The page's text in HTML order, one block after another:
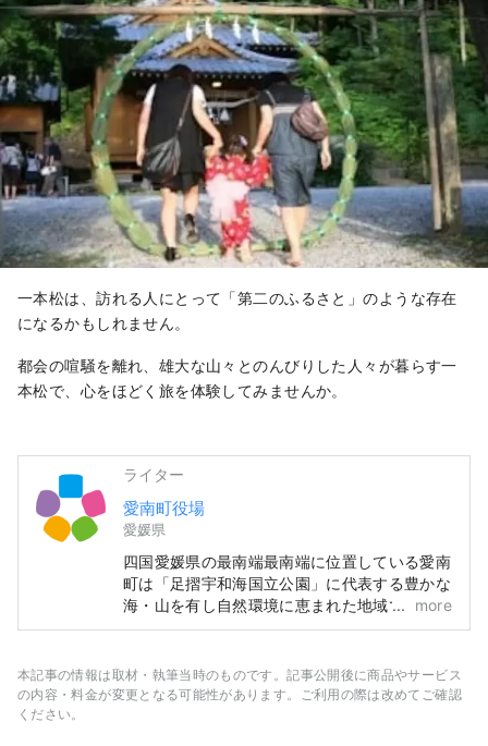
一本松は、訪れる人にとって「第二のふるさと」のような存在
になるかもしれません。
都会の喧騒を離れ、雄大な山々とのんびりした人々が暮らす一
本松で、心をほどく旅を体験してみませんか。
ライター
愛南町役場
愛媛県
四国愛媛県の最南端最南端に位置している愛南
町は「足摺宇和海国立公園」に代表する豊かな
海・山を有し自然環境に恵まれた地域です。気
候は四季を通じて温暖でサンゴや熱帯魚などを
more
本記事の情報は取材・執筆当時のものです。記事公開後に商品やサービス
の内容・料金が変更となる可能性があります。ご利用の際は改めてご確認
ください。